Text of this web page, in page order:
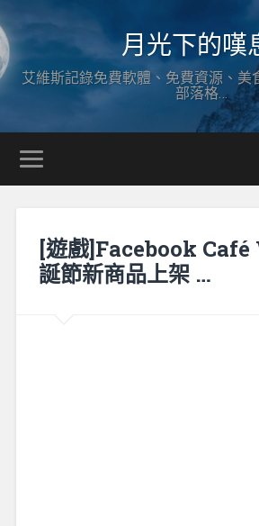
月光下的嘆
艾維斯記錄免費軟體、免費資源、美
部落格…
[遊戲]Facebook
誕節新商品上架 …